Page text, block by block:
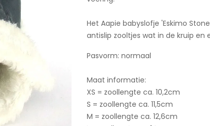
Het Aapie babyslofje 'Eskimo
antislip zooltjes wat in de kruip
Pasvorm: normaal
Maat informatie:
XS = zoollengte ca. 10,2cm
S = zoollengte ca. 11,5cm
M = zoollengte ca. 12,6cm